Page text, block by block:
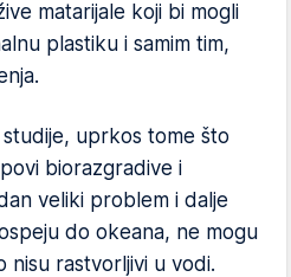
matarijale koji bi mogli
plastiku i samim tim,
uprkos tome što
biorazgradive i
veliki problem i dalje
do okeana, ne mogu
nisu rastvorljivi u vodi.